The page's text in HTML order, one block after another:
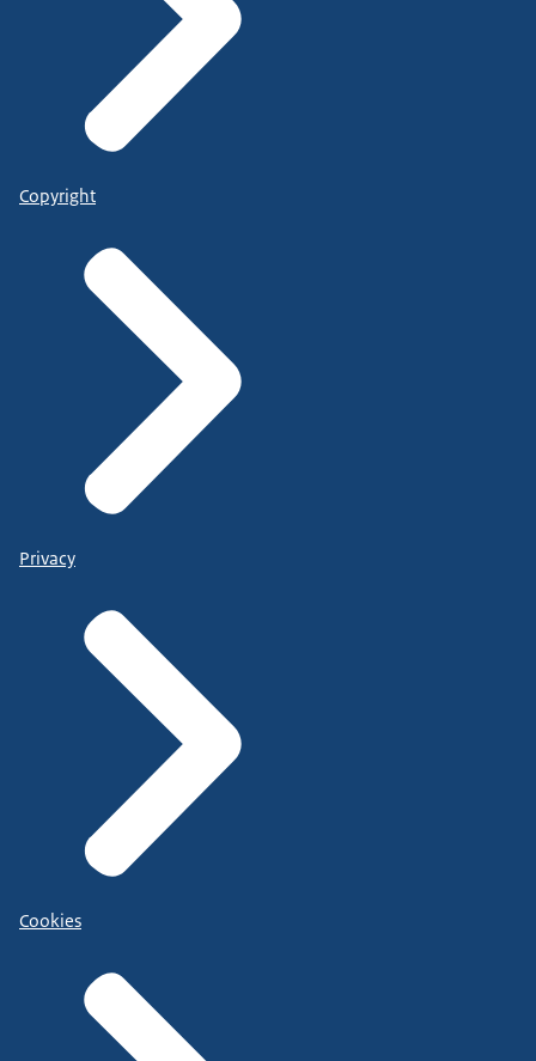
Copyright
Privacy
Cookies